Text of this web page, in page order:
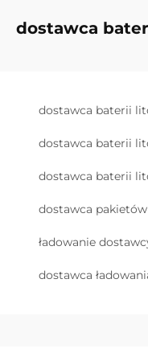
dostawca
dostawca baterii
dostawca baterii
dostawca baterii
dostawca
ładowanie
dostawca